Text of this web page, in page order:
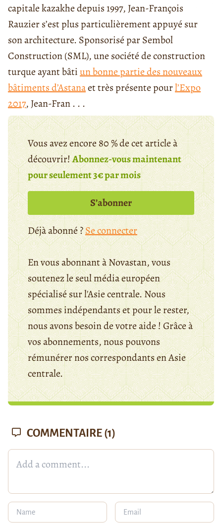
capitale kazakhe depuis 1997, Jean-François
Rauzier s’est plus particulièrement appuyé sur
son architecture. Sponsorisé par Sembol
Construction (SML), une société de construction
turque ayant bâtiun bonne partie des nouveaux
bâtiments d’Astanaet très présente pourl’Expo
2017, Jean-Fran . . .
Vous avez encore 80 % de cet article à
découvrir!Abonnez-vous maintenant
pour seulement 3€ par mois
S’abonner
Déjà abonné ?Se connecter
En vous abonnant à Novastan, vous
soutenez le seul média européen
spécialisé sur l'Asie centrale. Nous
sommes indépendants et pour le rester,
nous avons besoin de votre aide ! Grâce à
vos abonnements, nous pouvons
rémunérer nos correspondants en Asie
centrale.
COMMENTAIRE (1)